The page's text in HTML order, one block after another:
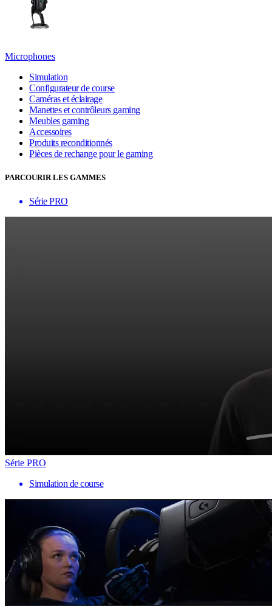
Microphones
Simulation
Configurateur de course
Caméras et éclairage
Manettes et contrôleurs gaming
Meubles gaming
Accessoires
Produits reconditionnés
Pièces de rechange pour le gaming
PARCOURIR LES GAMMES
Série PRO
Série PRO
Simulation de course